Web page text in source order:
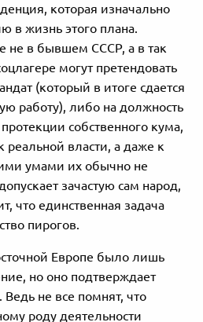
которая изначально
в жизнь этого плана.
не в бывшем СССР, а в так
могут претендовать
(который в итоге сдается
работу), либо на должность
собственного кума,
реальной власти, а даже к
умами их обычно не
зачастую сам народ,
что единственная задача
пирогов.
Европе было лишь
но оно подтверждает
не все помнят, что
роду деятельности